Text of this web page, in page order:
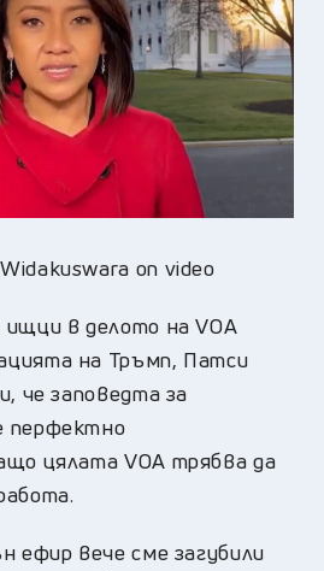
on video
в делото на VOA
на Тръмп, Патси
че заповедта за
перфектно
цялата VOA трябва да
ефир вече сме загубили